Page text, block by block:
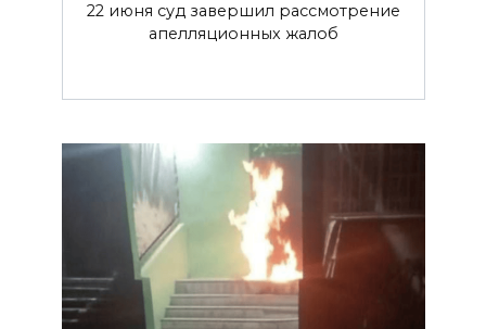
22 июня суд завершил рассмотрение
апелляционных жалоб